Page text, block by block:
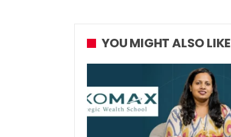
YOU MIGHT ALSO LIKE